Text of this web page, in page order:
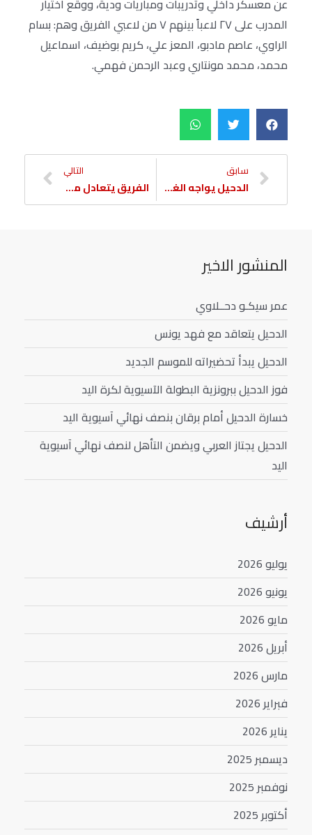
عن معسكر داخلي وتدريبات ومباريات ودية، ووقع اختيار
المدرب على ٢٧ لاعباً بينهم ٧ من لاعبي الفريق وهم: بسام
الراوي، عاصم مادبو، المعز علي، كريم بوضيف، اسماعيل
محمد، محمد مونتاري وعبد الرحمن فهمي.
سابق
الدحيل يواجه الغرافة للحفاظ على الصدارة
التالي
الفريق يتعادل مع الغرافة ويحافظ على الصدارة
المنشور الاخير
عمر سيكـو دحــلاوي
الدحيل يتعاقد مع فهد يونس
الدحيل يبدأ تحضيراته للموسم الجديد
فوز الدحيل ببرونزية البطولة الآسيوية لكرة اليد
خسارة الدحيل أمام برقان بنصف نهائي آسيوية اليد
الدحيل يجتاز العربي ويضمن التأهل لنصف نهائي آسيوية
اليد
أرشيف
يوليو 2026
يونيو 2026
مايو 2026
أبريل 2026
مارس 2026
فبراير 2026
يناير 2026
ديسمبر 2025
نوفمبر 2025
أكتوبر 2025